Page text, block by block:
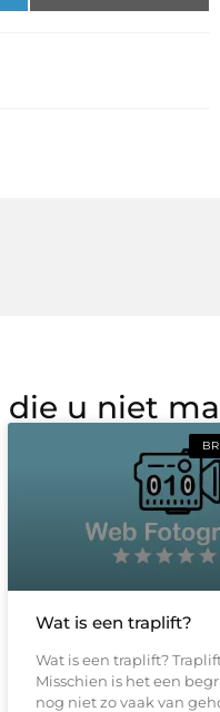
die u niet
Wat is een traplift?
Wat is een traplift?
Misschien is het een
nog niet zo vaak van